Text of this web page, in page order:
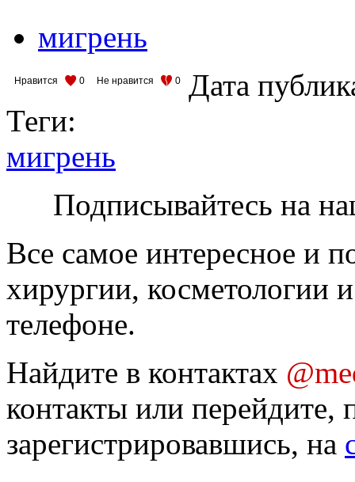
мигрень
Нравится 0 Не нравится 0
Дата
Теги:
мигрень
Подписывайтесь на
Все самое интересное и
хирургии, косметологии
телефоне.
Найдите в контактах
контакты или перейдите,
зарегистрировавшись, на